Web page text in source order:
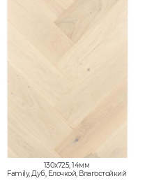
130x725, 14мм
Family, Дуб, Елочкой, Влагостойкий